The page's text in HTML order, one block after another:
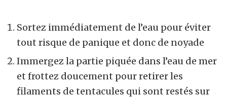
Sortez immédiatement de l’eau pour éviter
tout risque de panique et donc de noyade
Immergez la partie piquée dans l’eau de mer
et frottez doucement pour retirer les
filaments de tentacules qui sont restés sur